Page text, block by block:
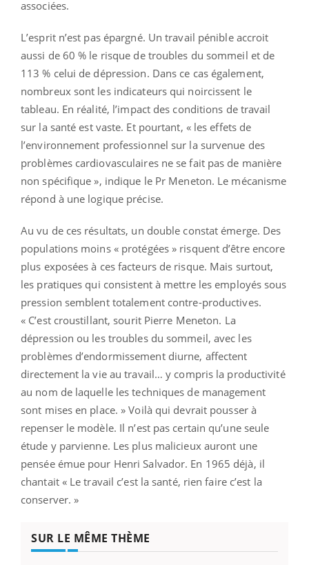
associées.
L’esprit n’est pas épargné. Un travail pénible accroit
aussi de 60 % le risque de troubles du sommeil et de
113 % celui de dépression. Dans ce cas également,
nombreux sont les indicateurs qui noircissent le
tableau. En réalité, l’impact des conditions de travail
sur la santé est vaste. Et pourtant, « les effets de
l’environnement professionnel sur la survenue des
problèmes cardiovasculaires ne se fait pas de manière
non spécifique », indique le Pr Meneton. Le mécanisme
répond à une logique précise.
Au vu de ces résultats, un double constat émerge. Des
populations moins « protégées » risquent d’être encore
plus exposées à ces facteurs de risque. Mais surtout,
les pratiques qui consistent à mettre les employés sous
pression semblent totalement contre-productives.
« C’est croustillant, sourit Pierre Meneton. La
dépression ou les troubles du sommeil, avec les
problèmes d’endormissement diurne, affectent
directement la vie au travail… y compris la productivité
au nom de laquelle les techniques de management
sont mises en place. » Voilà qui devrait pousser à
repenser le modèle. Il n’est pas certain qu’une seule
étude y parvienne. Les plus malicieux auront une
pensée émue pour Henri Salvador. En 1965 déjà, il
chantait « Le travail c’est la santé, rien faire c’est la
conserver. »
SUR LE MÊME THÈME